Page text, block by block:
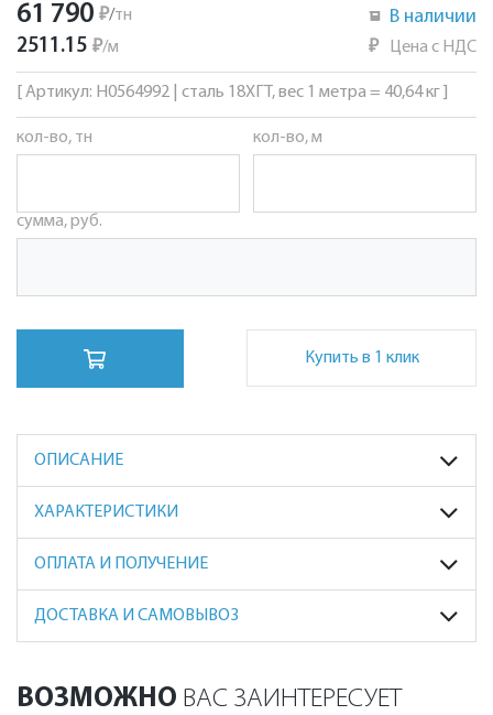
61 790 ₽/тн
2511.15 ₽/м
В наличии
₽ Цена с НДС
[ Артикул: Н0564992 | сталь 18ХГТ, вес 1 метра = 40,64 кг ]
кол-во, тн кол-во, м
сумма, руб.
Купить в 1 клик
ОПИСАНИЕ
ХАРАКТЕРИСТИКИ
ОПЛАТА И ПОЛУЧЕНИЕ
ДОСТАВКА И САМОВЫВОЗ
ВОЗМОЖНО ВАС ЗАИНТЕРЕСУЕТ